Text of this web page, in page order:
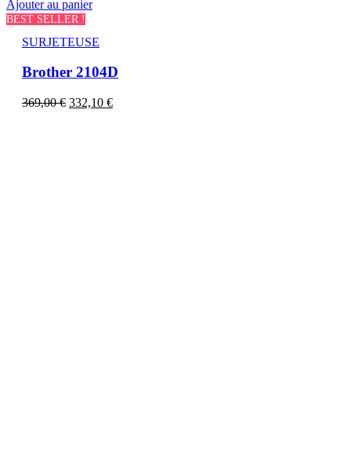
Ajouter au panier
BEST SELLER !
SURJETEUSE
Brother 2104D
369,00€ 332,10 €